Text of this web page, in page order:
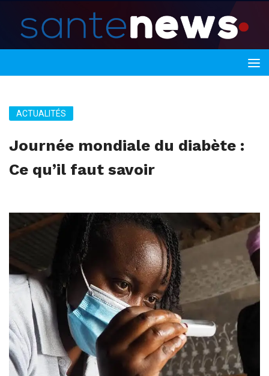
ACTUALITÉS
Journée mondiale du diabète :
Ce qu’il faut savoir